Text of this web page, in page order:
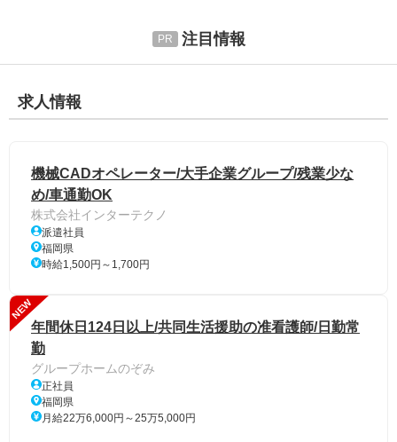
注目情報
求人情報
機械CADオペレーター/大手企業グループ/残業少な
め/車通勤OK
株式会社インターテクノ
派遣社員
福岡県
時給1,500円～1,700円
NEW
年間休日124日以上/共同生活援助の准看護師/日勤常
勤
グループホームのぞみ
正社員
福岡県
月給22万6,000円～25万5,000円